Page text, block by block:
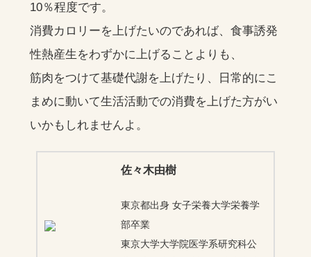
10％程度です。
消費カロリーを上げたいのであれば、食事誘発
性熱産生をわずかに上げることよりも、
筋肉をつけて基礎代謝を上げたり、日常的にこ
まめに動いて生活活動での消費を上げた方がい
いかもしれませんよ。
佐々木由樹
東京都出身 女子栄養大学栄養学
部卒業
東京大学大学院医学系研究科公